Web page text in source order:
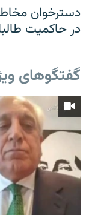
دسترخوان
در حاکمیت
گفتگوهای